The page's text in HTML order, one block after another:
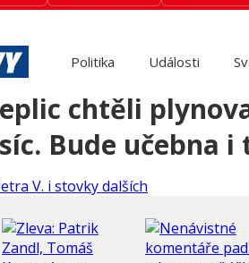
Politika Události
chtěli
Bude učebna